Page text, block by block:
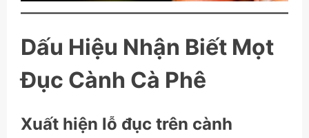
Dấu Hiệu Nhận Biết Mọt
Đục Cành Cà Phê
Xuất hiện lỗ đục trên cành